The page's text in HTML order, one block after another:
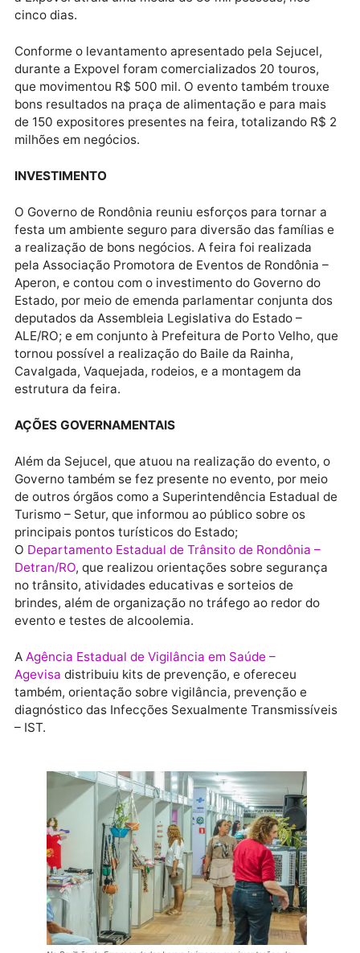
Foram comercializados 20 touros, que movimentou R$ 500 mil
RESULTADOS
Com entrada gratuita e uma programação
diversificada com rodeios, shows nacionais,
de animais e de produtos do agronegócio
a Expovel atraiu uma média de 80 mil pessoas, nos
Conforme o levantamento apresentado pela Sejucel,
durante a Expovel foram comercializados 20 touros,
que movimentou R$ 500 mil. O evento também
bons resultados na praça de alimentação e para
de 150 expositores presentes na feira, totalizando
milhões em negócios.
INVESTIMENTO
festa um ambiente seguro para diversão das
pela Associação Promotora de Eventos de Rondônia
Aperon, e contou com o investimento do Governo do
Estado, por meio de emenda parlamentar conjunta
deputados da Assembleia Legislativa do Estado –
ALE/RO; e em conjunto à Prefeitura de Porto Velho,
tornou possível a realização do Baile da Rainha,
Cavalgada, Vaquejada, rodeios, e a montagem da
estrutura da feira.
Além da Sejucel, que atuou na realização do evento,
Governo também se fez presente no evento, por
de outros órgãos como a Superintendência Estadual
Departamento Estadual de Trânsito de Rondônia –
Detran/RO
, que realizou orientações sobre
no trânsito, atividades educativas e sorteios de
brindes, além de organização no tráfego ao redor do
evento e testes de alcoolemia.
Agência Estadual de Vigilância em Saúde –
Agevisa
distribuiu kits de prevenção, e ofereceu
também, orientação sobre vigilância, prevenção e